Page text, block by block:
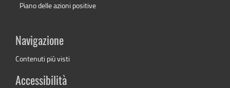
Piano delle azioni positive
Navigazione
Contenuti più visti
Accessibilità